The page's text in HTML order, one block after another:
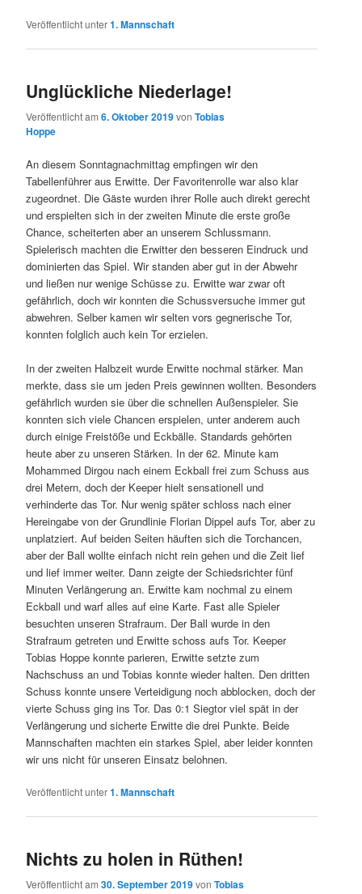
Veröffentlicht unter1. Mannschaft
Unglückliche Niederlage!
Veröffentlicht am6. Oktober 2019vonTobias
Hoppe
An diesem Sonntagnachmittag empfingen wir den
Tabellenführer aus Erwitte. Der Favoritenrolle war also klar
zugeordnet. Die Gäste wurden ihrer Rolle auch direkt gerecht
und erspielten sich in der zweiten Minute die erste große
Chance, scheiterten aber an unserem Schlussmann.
Spielerisch machten die Erwitter den besseren Eindruck und
dominierten das Spiel. Wir standen aber gut in der Abwehr
und ließen nur wenige Schüsse zu. Erwitte war zwar oft
gefährlich, doch wir konnten die Schussversuche immer gut
abwehren. Selber kamen wir selten vors gegnerische Tor,
konnten folglich auch kein Tor erzielen.
In der zweiten Halbzeit wurde Erwitte nochmal stärker. Man
merkte, dass sie um jeden Preis gewinnen wollten. Besonders
gefährlich wurden sie über die schnellen Außenspieler. Sie
konnten sich viele Chancen erspielen, unter anderem auch
durch einige Freistöße und Eckbälle. Standards gehörten
heute aber zu unseren Stärken. In der 62. Minute kam
Mohammed Dirgou nach einem Eckball frei zum Schuss aus
drei Metern, doch der Keeper hielt sensationell und
verhinderte das Tor. Nur wenig später schloss nach einer
Hereingabe von der Grundlinie Florian Dippel aufs Tor, aber zu
unplatziert. Auf beiden Seiten häuften sich die Torchancen,
aber der Ball wollte einfach nicht rein gehen und die Zeit lief
und lief immer weiter. Dann zeigte der Schiedsrichter fünf
Minuten Verlängerung an. Erwitte kam nochmal zu einem
Eckball und warf alles auf eine Karte. Fast alle Spieler
besuchten unseren Strafraum. Der Ball wurde in den
Strafraum getreten und Erwitte schoss aufs Tor. Keeper
Tobias Hoppe konnte parieren, Erwitte setzte zum
Nachschuss an und Tobias konnte wieder halten. Den dritten
Schuss konnte unsere Verteidigung noch abblocken, doch der
vierte Schuss ging ins Tor. Das 0:1 Siegtor viel spät in der
Verlängerung und sicherte Erwitte die drei Punkte. Beide
Mannschaften machten ein starkes Spiel, aber leider konnten
wir uns nicht für unseren Einsatz belohnen.
Veröffentlicht unter1. Mannschaft
Nichts zu holen in Rüthen!
Veröffentlicht am30. September 2019vonTobias